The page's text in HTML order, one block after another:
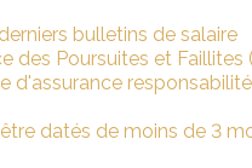
bulletins de salaire
des Poursuites et Faillites
datés de moins de 3